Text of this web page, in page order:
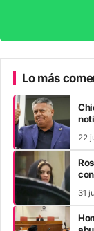
Lo más
22
31